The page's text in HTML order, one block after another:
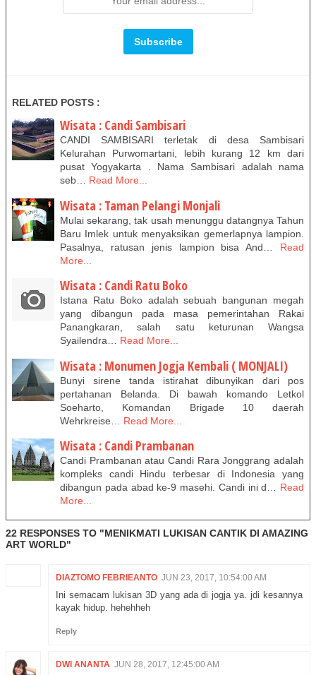
RELATED POSTS :
Wisata : Candi Sambisari
CANDI SAMBISARI terletak di desa Sambisari
Kelurahan Purwomartani, lebih kurang 12 km dari
pusat Yogyakarta . Nama Sambisari adalah nama
seb…
Read More...
Wisata : Taman Pelangi Monjali
Mulai sekarang, tak usah menunggu datangnya Tahun
Baru Imlek untuk menyaksikan gemerlapnya lampion.
Pasalnya, ratusan jenis lampion bisa And…
Read
More...
Wisata : Candi Ratu Boko
Istana Ratu Boko adalah sebuah bangunan megah
yang dibangun pada masa pemerintahan Rakai
Panangkaran, salah satu keturunan Wangsa
Syailendra…
Read More...
Wisata : Monumen Jogja Kembali ( MONJALI)
Bunyi sirene tanda istirahat dibunyikan dari pos
pertahanan Belanda. Di bawah komando Letkol
Soeharto, Komandan Brigade 10 daerah
Wehrkreise…
Read More...
Wisata : Candi Prambanan
Candi Prambanan atau Candi Rara Jonggrang adalah
kompleks candi Hindu terbesar di Indonesia yang
dibangun pada abad ke-9 masehi. Candi ini d…
Read
More...
22 RESPONSES TO "MENIKMATI LUKISAN CANTIK DI AMAZING
ART WORLD"
DIAZTOMO FEBRIEANTO JUN 23, 2017, 10:54:00 AM
Ini semacam lukisan 3D yang ada di jogja ya. jdi kesannya
kayak hidup. hehehheh
Reply
DWI ANANTA JUN 28, 2017, 12:45:00 AM